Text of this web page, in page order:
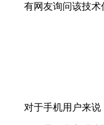
有网友询问该技术何
对于手机用户来说，